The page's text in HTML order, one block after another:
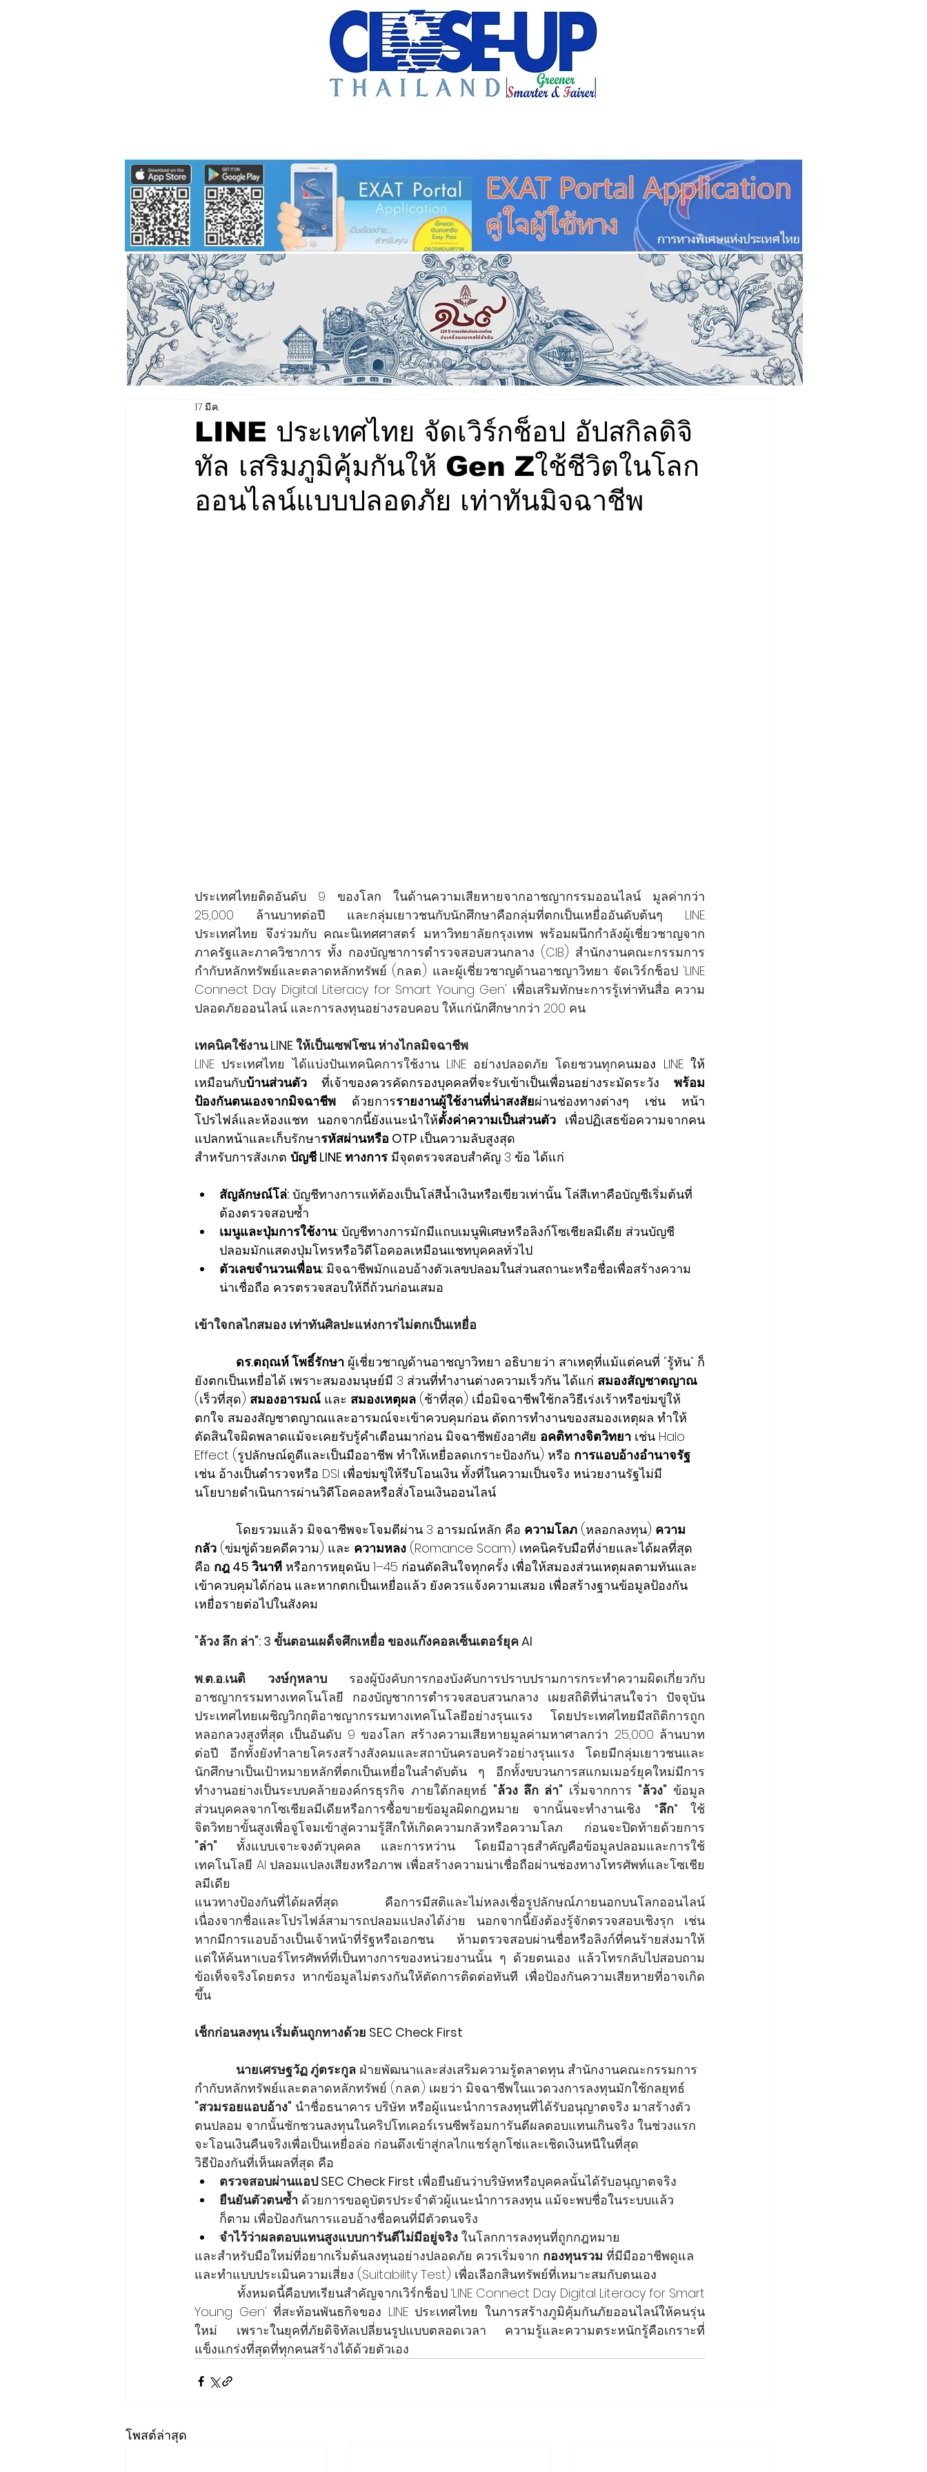
LINE ประเทศไทย จัดเวิร์กช็อป อัปสกิลดิจิ
ทัล เสริมภูมิคุ้มกันให้ Gen Zใช้ชีวิตในโลก
ออนไลน์แบบปลอดภัย เท่าทันมิจฉาชีพ
17 มี.ค.
ประเทศไทยติดอันดับ 9 ของโลก ในด้านความเสียหายจากอาชญากรรมออนไลน์ มูลค่ากว่า
25,000 ล้านบาทต่อปี และกลุ่มเยาวชนกับนักศึกษาคือกลุ่มที่ตกเป็นเหยื่ออันดับต้นๆ LINE
ประเทศไทย จึงร่วมกับ คณะนิเทศศาสตร์ มหาวิทยาลัยกรุงเทพ พร้อมผนึกกำลังผู้เชี่ยวชาญจาก
ภาครัฐและภาควิชาการ ทั้ง กองบัญชาการตำรวจสอบสวนกลาง (CIB) สำนักงานคณะกรรมการ
กำกับหลักทรัพย์และตลาดหลักทรัพย์ (ก.ล.ต.) และผู้เชี่ยวชาญด้านอาชญาวิทยา จัดเวิร์กช็อป 'LINE
Connect Day Digital Literacy for Smart Young Gen' เพื่อเสริมทักษะการรู้เท่าทันสื่อ ความ
ปลอดภัยออนไลน์ และการลงทุนอย่างรอบคอบ ให้แก่นักศึกษากว่า 200 คน
เทคนิคใช้งาน LINE ให้เป็นเซฟโซน ห่างไกลมิจฉาชีพ
LINE ประเทศไทย ได้แบ่งปันเทคนิคการใช้งาน LINE อย่างปลอดภัย โดยชวนทุกคนมอง LINE ให้
เหมือนกับบ้านส่วนตัว ที่เจ้าของควรคัดกรองบุคคลที่จะรับเข้าเป็นเพื่อนอย่างระมัดระวัง พร้อม
ป้องกันตนเองจากมิจฉาชีพ ด้วยการรายงานผู้ใช้งานที่น่าสงสัยผ่านช่องทางต่างๆ เช่น หน้า
โปรไฟล์และห้องแชท นอกจากนี้ยังแนะนำให้ตั้งค่าความเป็นส่วนตัว เพื่อปฏิเสธข้อความจากคน
แปลกหน้าและเก็บรักษารหัสผ่านหรือ OTP เป็นความลับสูงสุด
สำหรับการสังเกต บัญชี LINE ทางการ มีจุดตรวจสอบสำคัญ 3 ข้อ ได้แก่
สัญลักษณ์โล่: บัญชีทางการแท้ต้องเป็นโล่สีน้ำเงินหรือเขียวเท่านั้น โล่สีเทาคือบัญชีเริ่มต้นที่
ต้องตรวจสอบซ้ำ
เมนูและปุ่มการใช้งาน: บัญชีทางการมักมีแถบเมนูพิเศษหรือลิงก์โซเชียลมีเดีย ส่วนบัญชี
ปลอมมักแสดงปุ่มโทรหรือวิดีโอคอลเหมือนแชทบุคคลทั่วไป
ตัวเลขจำนวนเพื่อน: มิจฉาชีพมักแอบอ้างตัวเลขปลอมในส่วนสถานะหรือชื่อเพื่อสร้างความ
น่าเชื่อถือ ควรตรวจสอบให้ถี่ถ้วนก่อนเสมอ
เข้าใจกลไกสมอง เท่าทันศิลปะแห่งการไม่ตกเป็นเหยื่อ
ดร.ตฤณห์ โพธิ์รักษา ผู้เชี่ยวชาญด้านอาชญาวิทยา อธิบายว่า สาเหตุที่แม้แต่คนที่ "รู้ทัน" ก็
ยังตกเป็นเหยื่อได้ เพราะสมองมนุษย์มี 3 ส่วนที่ทำงานต่างความเร็วกัน ได้แก่ สมองสัญชาตญาณ
(เร็วที่สุด) สมองอารมณ์ และ สมองเหตุผล (ช้าที่สุด) เมื่อมิจฉาชีพใช้กลวิธีเร่งเร้าหรือข่มขู่ให้
ตกใจ สมองสัญชาตญาณและอารมณ์จะเข้าควบคุมก่อน ตัดการทำงานของสมองเหตุผล ทำให้
ตัดสินใจผิดพลาดแม้จะเคยรับรู้คำเตือนมาก่อน มิจฉาชีพยังอาศัย อคติทางจิตวิทยา เช่น Halo
Effect (รูปลักษณ์ดูดีและเป็นมืออาชีพ ทำให้เหยื่อลดเกราะป้องกัน) หรือ การแอบอ้างอำนาจรัฐ
เช่น อ้างเป็นตำรวจหรือ DSI เพื่อข่มขู่ให้รีบโอนเงิน ทั้งที่ในความเป็นจริง หน่วยงานรัฐไม่มี
นโยบายดำเนินการผ่านวิดีโอคอลหรือสั่งโอนเงินออนไลน์
โดยรวมแล้ว มิจฉาชีพจะโจมตีผ่าน 3 อารมณ์หลัก คือ ความโลภ (หลอกลงทุน) ความ
กลัว (ข่มขู่ด้วยคดีความ) และ ความหลง (Romance Scam) เทคนิครับมือที่ง่ายและได้ผลที่สุด
คือ กฎ 45 วินาที หรือการหยุดนับ 1–45 ก่อนตัดสินใจทุกครั้ง เพื่อให้สมองส่วนเหตุผลตามทันและ
เข้าควบคุมได้ก่อน และหากตกเป็นเหยื่อแล้ว ยังควรแจ้งความเสมอ เพื่อสร้างฐานข้อมูลป้องกัน
เหยื่อรายต่อไปในสังคม
"ล้วง ลึก ล่า": 3 ขั้นตอนเผด็จศึกเหยื่อ ของแก๊งคอลเซ็นเตอร์ยุค AI
พ.ต.อ.เนติ วงษ์กุหลาบ รองผู้บังคับการกองบังคับการปราบปรามการกระทำความผิดเกี่ยวกับ
อาชญากรรมทางเทคโนโลยี กองบัญชาการตำรวจสอบสวนกลาง เผยสถิติที่น่าสนใจว่า ปัจจุบัน
ประเทศไทยเผชิญวิกฤติอาชญากรรมทางเทคโนโลยีอย่างรุนแรง โดยประเทศไทยมีสถิติการถูก
หลอกลวงสูงที่สุด เป็นอันดับ 9 ของโลก สร้างความเสียหายมูลค่ามหาศาลกว่า 25,000 ล้านบาท
ต่อปี อีกทั้งยังทำลายโครงสร้างสังคมและสถาบันครอบครัวอย่างรุนแรง โดยมีกลุ่มเยาวชนและ
นักศึกษาเป็นเป้าหมายหลักที่ตกเป็นเหยื่อในลำดับต้น ๆ อีกทั้งขบวนการสแกมเมอร์ยุคใหม่มีการ
ทำงานอย่างเป็นระบบคล้ายองค์กรธุรกิจ ภายใต้กลยุทธ์ "ล้วง ลึก ล่า" เริ่มจากการ "ล้วง" ข้อมูล
ส่วนบุคคลจากโซเชียลมีเดียหรือการซื้อขายข้อมูลผิดกฎหมาย จากนั้นจะทำงานเชิง “ลึก” ใช้
"ล่า" ทั้งแบบเจาะจงตัวบุคคล และการหว่าน โดยมีอาวุธสำคัญคือข้อมูลปลอมและการใช้
เทคโนโลยี AI ปลอมแปลงเสียงหรือภาพ เพื่อสร้างความน่าเชื่อถือผ่านช่องทางโทรศัพท์และโซเชีย
ลมีเดีย
แนวทางป้องกันที่ได้ผลที่สุด คือการมีสติและไม่หลงเชื่อรูปลักษณ์ภายนอกบนโลกออนไลน์
เนื่องจากชื่อและโปรไฟล์สามารถปลอมแปลงได้ง่าย นอกจากนี้ยังต้องรู้จักตรวจสอบเชิงรุก เช่น
หากมีการแอบอ้างเป็นเจ้าหน้าที่รัฐหรือเอกชน ห้ามตรวจสอบผ่านชื่อหรือลิงก์ที่คนร้ายส่งมาให้
แต่ให้ค้นหาเบอร์โทรศัพท์ที่เป็นทางการของหน่วยงานนั้น ๆ ด้วยตนเอง แล้วโทรกลับไปสอบถาม
ข้อเท็จจริงโดยตรง หากข้อมูลไม่ตรงกันให้ตัดการติดต่อทันที เพื่อป้องกันความเสียหายที่อาจเกิด
ขึ้น
เช็กก่อนลงทุน เริ่มต้นถูกทางด้วย SEC Check First
นายเศรษฐวัฏ ภู่ตระกูล ฝ่ายพัฒนาและส่งเสริมความรู้ตลาดทุน สำนักงานคณะกรรมการ
กำกับหลักทรัพย์และตลาดหลักทรัพย์ (ก.ล.ต.) เผยว่า มิจฉาชีพในแวดวงการลงทุนมักใช้กลยุทธ์
"สวมรอยแอบอ้าง" นำชื่อธนาคาร บริษัท หรือผู้แนะนำการลงทุนที่ได้รับอนุญาตจริง มาสร้างตัว
ตนปลอม จากนั้นชักชวนลงทุนในคริปโทเคอร์เรนซีพร้อมการันตีผลตอบแทนเกินจริง ในช่วงแรก
จะโอนเงินคืนจริงเพื่อเป็นเหยื่อล่อ ก่อนดึงเข้าสู่กลไกแชร์ลูกโซ่และเชิดเงินหนีในที่สุด
วิธีป้องกันที่เห็นผลที่สุด คือ
ตรวจสอบผ่านแอป SEC Check First เพื่อยืนยันว่าบริษัทหรือบุคคลนั้นได้รับอนุญาตจริง
ยืนยันตัวตนซ้ำ ด้วยการขอดูบัตรประจำตัวผู้แนะนำการลงทุน แม้จะพบชื่อในระบบแล้ว
ก็ตาม เพื่อป้องกันการแอบอ้างชื่อคนที่มีตัวตนจริง
จำไว้ว่าผลตอบแทนสูงแบบการันตีไม่มีอยู่จริง ในโลกการลงทุนที่ถูกกฎหมาย
และสำหรับมือใหม่ที่อยากเริ่มต้นลงทุนอย่างปลอดภัย ควรเริ่มจาก กองทุนรวม ที่มีมืออาชีพดูแล
และทำแบบประเมินความเสี่ยง (Suitability Test) เพื่อเลือกสินทรัพย์ที่เหมาะสมกับตนเอง
ทั้งหมดนี้คือบทเรียนสำคัญจากเวิร์กช็อป ‘LINE Connect Day Digital Literacy for Smart
Young Gen' ที่สะท้อนพันธกิจของ LINE ประเทศไทย ในการสร้างภูมิคุ้มกันภัยออนไลน์ให้คนรุ่น
ใหม่ เพราะในยุคที่ภัยดิจิทัลเปลี่ยนรูปแบบตลอดเวลา ความรู้และความตระหนักรู้คือเกราะที่
แข็งแกร่งที่สุดที่ทุกคนสร้างได้ด้วยตัวเอง
โพสต์ล่าสุด